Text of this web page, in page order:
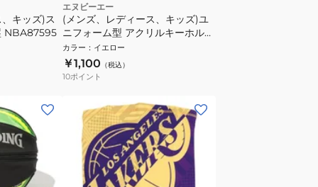
キッズ)ス
NBA87595
エヌビーエー
(メンズ、レディース、キッズ)ユ
ニフォーム型 アクリルキーホルダ
ー ロサンゼルス レイカーズ ル
カ・ドンチッチ NBA87419
カラー ： イエロー
￥1,100 （税込）
10ポイント